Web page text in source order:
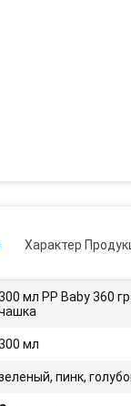
Характер
мл PP Baby 360
мл
пинк,